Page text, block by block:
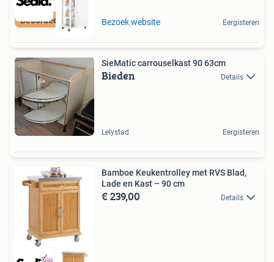
Bezoek website Eergisteren
SieMatic carrouselkast 90 63cm
Bieden Details
Lelystad Eergisteren
Bamboe Keukentrolley met RVS Blad,
Lade en Kast – 90 cm
€ 239,00 Details